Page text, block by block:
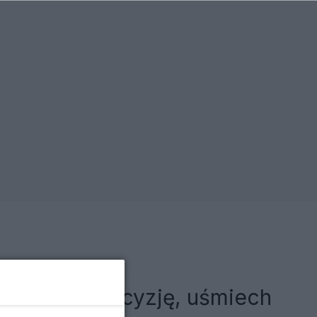
decyzję, uśmiech